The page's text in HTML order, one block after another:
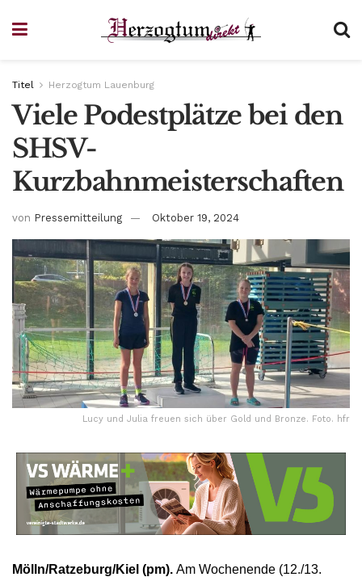
Titel Herzogtum Lauenburg
Viele Podestplätze bei den
SHSV-
Kurzbahnmeisterschaften
von Pressemitteilung Oktober 19, 2024
Lucy und Julia freuen sich über Gold und Bronze. Foto. hfr
Mölln/Ratzeburg/Kiel (pm). Am Wochenende (12./13.